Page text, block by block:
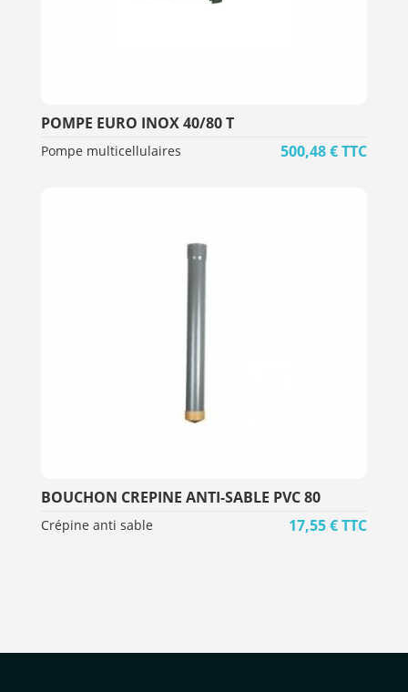
POMPE EURO INOX 40/80 T
Pompe multicellulaires 500,48€TTC
BOUCHON CREPINE ANTI-SABLE PVC 80
Crépine anti sable 17,55€TTC